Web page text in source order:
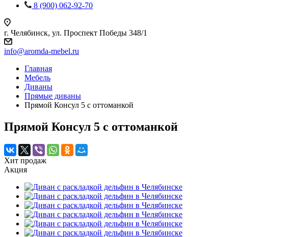
8 (900) 062-92-70
г. Челябинск, ул. Проспект Победы 348/1
info@aromda-mebel.ru
Главная
Мебель
Диваны
Прямые диваны
Прямой Консул 5 с оттоманкой
Прямой Консул 5 с оттоманкой
Хит продаж
Акция